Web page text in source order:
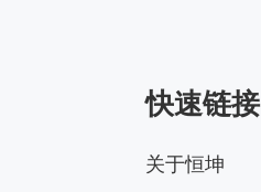
快速链接
关于恒坤